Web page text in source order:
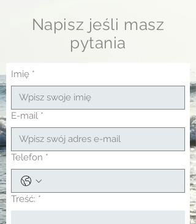
Napisz jeśli masz
pytania
Imię *
E-mail *
Telefon *
Treść: *